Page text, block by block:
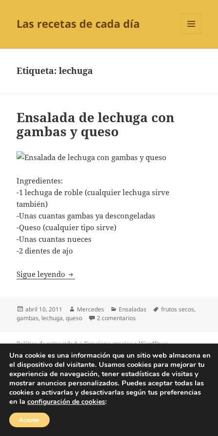
Las recetas de cada día
Etiqueta:lechuga
Ensalada de lechuga con
gambas y queso
Ingredientes:
-1 lechuga de roble (cualquier lechuga sirve
también)
-Unas cuantas gambas ya descongeladas
-Queso (cualquier tipo sirve)
-Unas cuantas nueces
-2 dientes de ajo
Sigue leyendo Ensalada de lechuga con gambas y queso
Publicado
el
abril 10, 2011 Autor
Mercedes Categorías
Ensaladas Etiquetas
frutos secos,
gambas, lechuga,queso 2 comentarios
Política de privacidad Funciona gracias a WordPress
Una cookie es una información que un sitio web almacena en
el dispositivo del visitante. Usamos cookies para mejorar tu
experiencia de navegación, tener estadísticas de visitas y
mostrar anuncios personalizados. Puedes aceptar todas las
cookies o activarlas y desactivarlas según tus preferencias
en la configuración de cookies:
Aceptar